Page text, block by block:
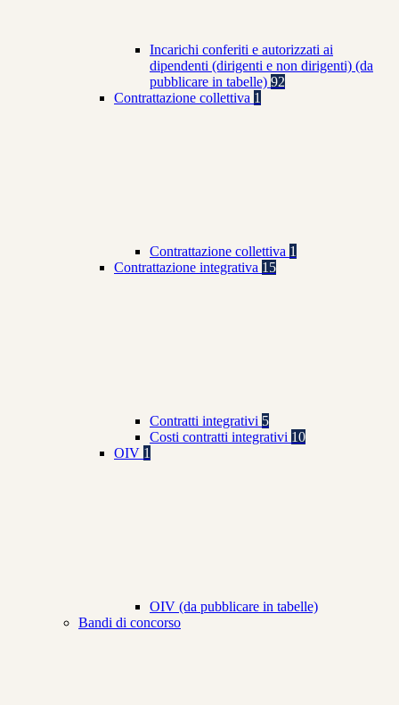
Incarichi conferiti e autorizzati ai
dipendenti (dirigenti e non dirigenti) (da
pubblicare in tabelle) 92
Contrattazione collettiva 1
Contrattazione collettiva 1
Contrattazione integrativa 15
Contratti integrativi 5
Costi contratti integrativi 10
OIV 1
OIV (da pubblicare in tabelle)
Bandi di concorso